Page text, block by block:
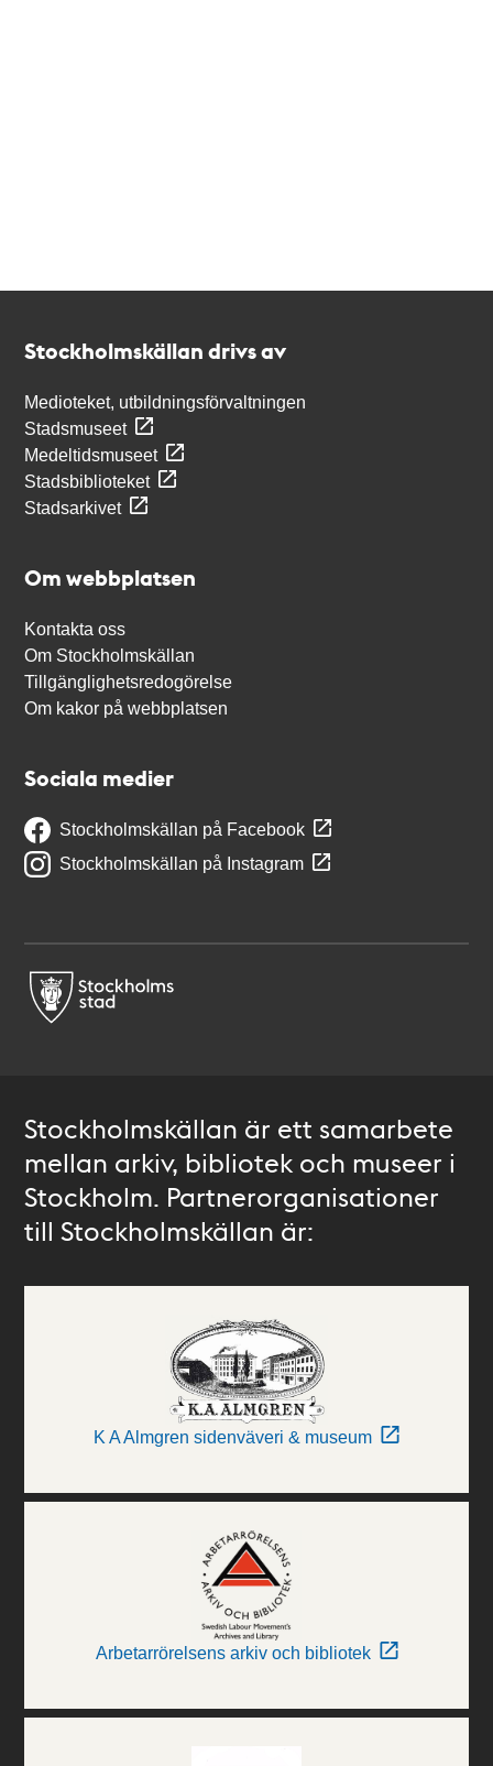
Stockholmskällan drivs av
Medioteket, utbildningsförvaltningen
Stadsmuseet
Medeltidsmuseet
Stadsbiblioteket
Stadsarkivet
Om webbplatsen
Kontakta oss
Om Stockholmskällan
Tillgänglighetsredogörelse
Om kakor på webbplatsen
Sociala medier
Stockholmskällan på Facebook
Stockholmskällan på Instagram
Stockholmskällan är ett samarbete
mellan arkiv, bibliotek och museer i
Stockholm. Partnerorganisationer
till Stockholmskällan är:
K A Almgren sidenväveri & museum
Arbetarrörelsens arkiv och bibliotek